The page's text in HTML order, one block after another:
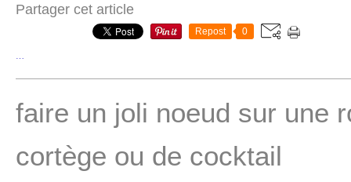
Partager cet article
Repost 0
faire un joli noeud sur une
cortège ou de cocktail